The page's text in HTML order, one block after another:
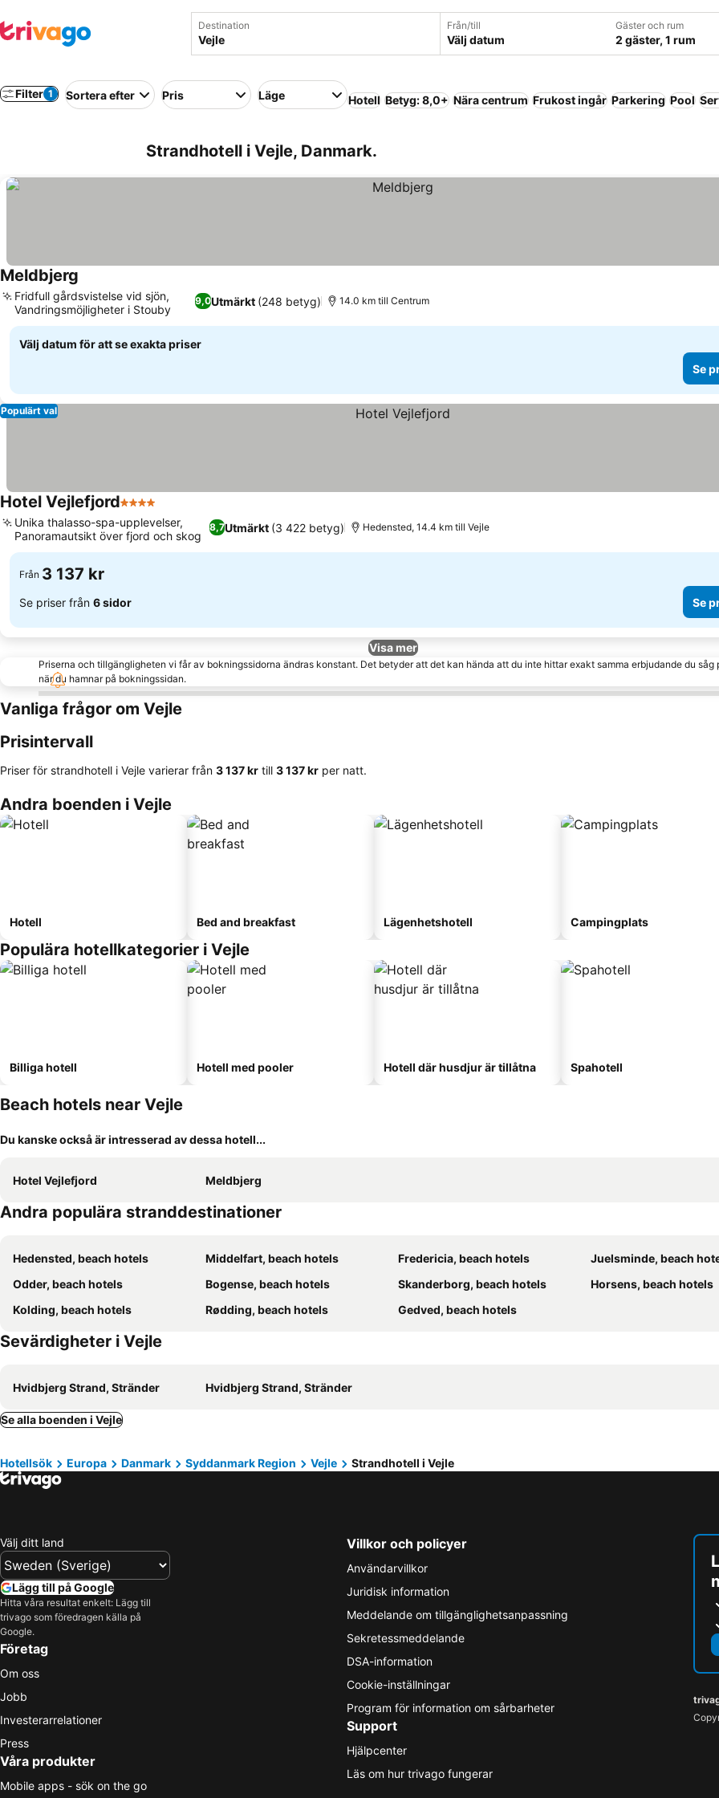
Destination Från/till
Välj datum
Gäster och rum
2 gäster, 1 rum
Filter 1 Sortera efter Pris Läge Hotell Betyg: 8,0+ Nära centrum Frukost ingår Parkering Pool
Strandhotell i Vejle, Danmark.
Meldbjerg
9,0Utmärkt (248 betyg)
Fridfull gårdsvistelse vid sjön,
Vandringsmöjligheter i Stouby
14.0 km till Centrum
Välj datum för att se exakta priser
Se
Populärt val
Hotel Vejlefjord4 Stjärnor
8,7Utmärkt (3 422 betyg)
Unika thalasso-spa-upplevelser,
Panoramautsikt över fjord och skog
Hedensted, 14.4 km till Vejle
Från 3 137 kr
Se priser från 6 sidor Se
Visa mer
Priserna och tillgängligheten vi får av bokningssidorna ändras konstant. Det betyder att det kan hända att du inte hittar exakt samma erbjudande du såg
när du hamnar på bokningssidan.
Vanliga frågor om Vejle
Prisintervall
Priser för strandhotell i Vejle varierar från ‎3 137 kr till ‎3 137 kr per natt.
Andra boenden i Vejle
Hotell Bed and breakfast Lägenhetshotell Campingplats
Populära hotellkategorier i Vejle
Billiga hotell Hotell med pooler Hotell där husdjur är tillåtna Spahotell
Beach hotels near Vejle
Du kanske också är intresserad av dessa hotell...
Hotel Vejlefjord Meldbjerg
Andra populära stranddestinationer
Hedensted, beach hotels Middelfart, beach hotels Fredericia, beach hotels
Juelsminde, beach
Odder, beach hotels
Bogense, beach hotels Skanderborg, beach hotels
Horsens, beach hotels
Kolding, beach hotels
Rødding, beach hotels Gedved, beach hotels
Sevärdigheter i Vejle
Hvidbjerg Strand, Stränder Hvidbjerg Strand, Stränder
Se alla boenden i Vejle
Hotellsök Europa Danmark Syddanmark Region Vejle Strandhotell i Vejle
Välj ditt land
Lägg till på Google
Hitta våra resultat enkelt: Lägg till
trivago som föredragen källa på
Google.
Företag
Om oss
Jobb
Investerarrelationer
Press
Våra produkter
Mobile apps - sök on the go
Villkor och policyer
Användarvillkor
Juridisk information
Meddelande om tillgänglighetsanpassning
Sekretessmeddelande
DSA-information
Cookie-inställningar
Program för information om sårbarheter
Support
Hjälpcenter
Läs om hur trivago fungerar